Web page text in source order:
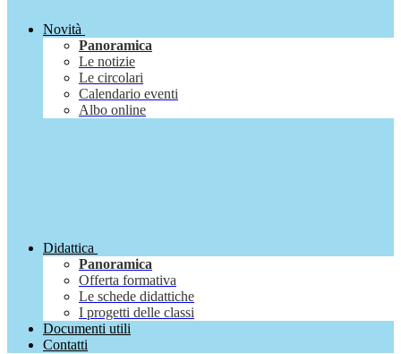
Novità
Panoramica
Le notizie
Le circolari
Calendario eventi
Albo online
Didattica
Panoramica
Offerta formativa
Le schede didattiche
I progetti delle classi
Documenti utili
Contatti